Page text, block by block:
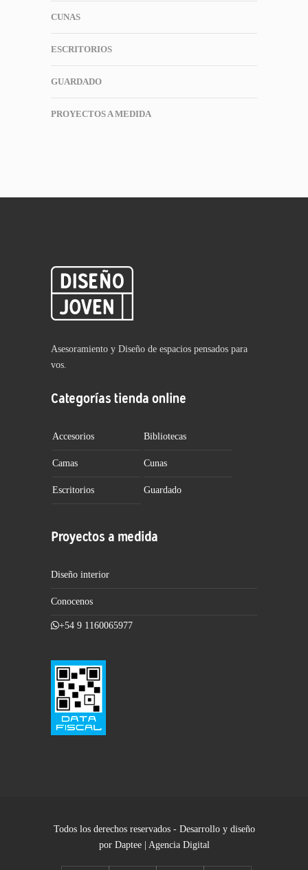
CUNAS
ESCRITORIOS
GUARDADO
PROYECTOS A MEDIDA
Asesoramiento y Diseño de espacios pensados para
vos.
Categorías tienda online
Accesorios Bibliotecas
Camas Cunas
Escritorios Guardado
Proyectos a medida
Diseño interior
Conocenos
+54 9 1160065977
Todos los derechos reservados - Desarrollo y diseño
por Daptee | Agencia Digital